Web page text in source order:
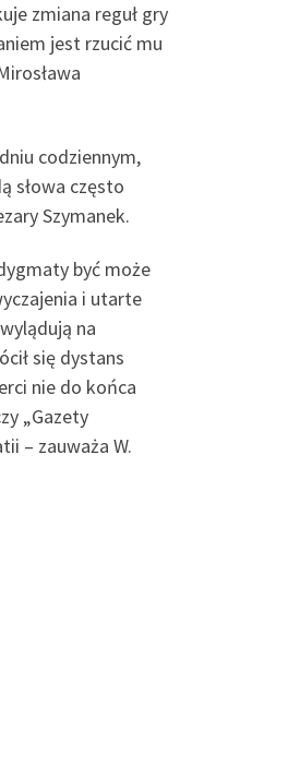
zmiana reguł gry
jest rzucić mu
codziennym,
słowa często
Szymanek.
być może
i utarte
na
się dystans
nie do końca
„Gazety
– zauważa W.